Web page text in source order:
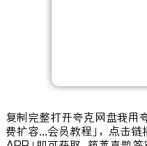
复制完整打开夸克网盘我用
费扩容...会员教程」，点击